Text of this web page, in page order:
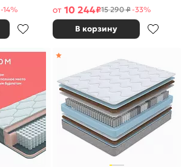
-14% от 10 244₽15 290 ₽-33%
В корзину